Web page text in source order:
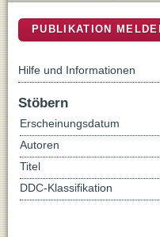
PUBLIKATION
Hilfe und Informationen
Stöbern
Erscheinungsdatum
Autoren
Titel
DDC-Klassifikation